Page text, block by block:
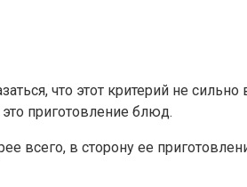
что этот критерий не
приготовление блюд.
в сторону ее